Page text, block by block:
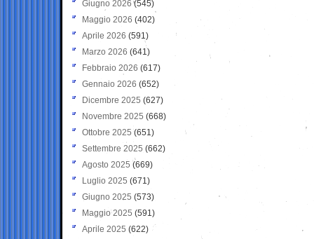
Giugno 2026 (545)
Maggio 2026 (402)
Aprile 2026 (591)
Marzo 2026 (641)
Febbraio 2026 (617)
Gennaio 2026 (652)
Dicembre 2025 (627)
Novembre 2025 (668)
Ottobre 2025 (651)
Settembre 2025 (662)
Agosto 2025 (669)
Luglio 2025 (671)
Giugno 2025 (573)
Maggio 2025 (591)
Aprile 2025 (622)